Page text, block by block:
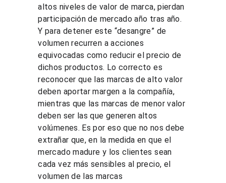
altos niveles de valor de marca, pierdan
participación de mercado año tras año.
Y para detener este “desangre” de
volumen recurren a acciones
equivocadas como reducir el precio de
dichos productos. Lo correcto es
reconocer que las marcas de alto valor
deben aportar margen a la compañía,
mientras que las marcas de menor valor
deben ser las que generen altos
volúmenes. Es por eso que no nos debe
extrañar que, en la medida en que el
mercado madure y los clientes sean
cada vez más sensibles al precio, el
volumen de las marcas